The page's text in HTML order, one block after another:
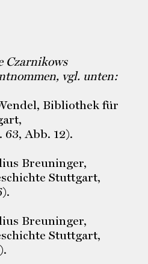
Czarnikows
vgl. unten:
Bibliothek für
63, Abb. 12).
Breuninger,
Stuttgart,
Breuninger,
Stuttgart,